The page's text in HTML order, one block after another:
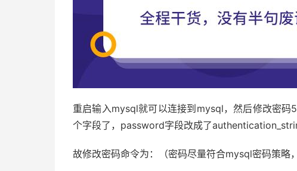
重启输入mysql就可以连接到mysql，然后修改密
个字段了，password字段改成了
故修改密码命令为：（密码尽量符合mysql密码策略